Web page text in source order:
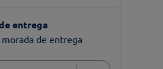
entrega
de entrega